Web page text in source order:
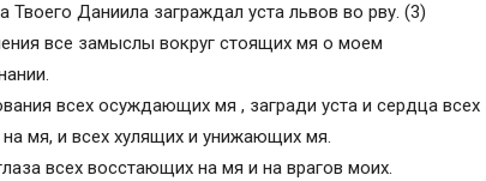
Даниила заграждал уста львов во рву. (3)
все замыслы вокруг стоящих мя о моем
всех осуждающих мя , загради уста и сердца всех
мя, и всех хулящих и унижающих мя.
всех восстающих на мя и на врагов моих.